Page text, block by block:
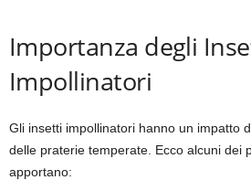
Importanza degli
Impollinatori
Gli insetti impollinatori hanno un impatto
delle praterie temperate. Ecco alcuni dei
apportano: